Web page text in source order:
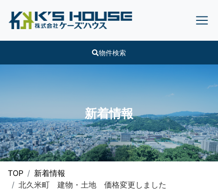
物件検索
新着情報
TOP
新着情報
北久米町 建物・土地 価格変更しました